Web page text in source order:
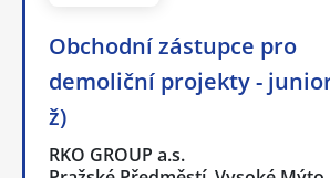
Obchodní zástupce pro
demoliční projekty -
ž)
RKO GROUP a.s.